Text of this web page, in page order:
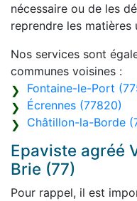
nécessaire ou de les
reprendre les matières
Nos services sont
communes voisines :
Fontaine-le-Port
Écrennes (77820)
Châtillon-la-Borde
Epaviste agréé
Brie (77)
Pour rappel, il est